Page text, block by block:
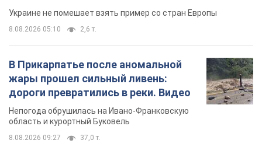
Украине не помешает взять пример со стран Европы
8.08.2026 05:10 2,6 т.
В Прикарпатье после аномальной
жары прошел сильный ливень:
дороги превратились в реки. Видео
Непогода обрушилась на Ивано-Франковскую
область и курортный Буковель
8.08.2026 09:27 37,0 т.